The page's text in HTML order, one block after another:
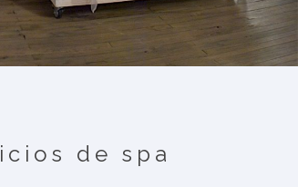
de spa